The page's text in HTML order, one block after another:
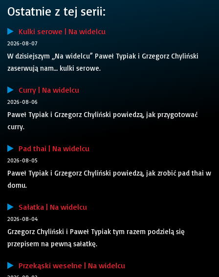
Ostatnie z tej serii:
Kulki serowe | Na widelcu
2026-08-07
W dzisiejszym „Na widelcu” Paweł Typiak i Grzegorz Chyliński
zaserwują nam… kulki serowe.
Curry | Na widelcu
2026-08-06
Paweł Typiak i Grzegorz Chyliński powiedzą, jak przygotować
curry.
Pad thai | Na widelcu
2026-08-05
Paweł Typiak i Grzegorz Chyliński powiedzą, jak zrobić pad thai w
domu.
Sałatka | Na widelcu
2026-08-04
Grzegorz Chyliński i Paweł Typiak tym razem podzielą się
przepisem na pewną sałatkę.
Przekąski weselne | Na widelcu